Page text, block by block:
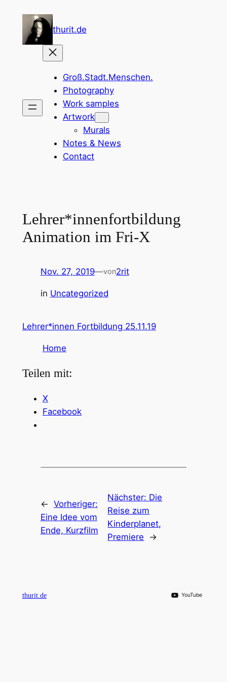
springen
thurit.de
Groß.Stadt.Menschen.
Photography
Work samples
Artwork
Murals
Notes & News
Contact
Lehrer*innenfortbildung
Animation im Fri-X
Nov. 27, 2019—von2rit
in Uncategorized
Lehrer*innen Fortbildung 25.11.19
Home
Teilen mit:
X
Facebook
← Vorheriger:
Eine Idee vom
Ende, Kurzfilm
Nächster: Die
Reise zum
Kinderplanet,
Premiere
→
thurit.de YouTube